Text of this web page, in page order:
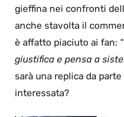
gieffina nei confronti
anche stavolta il
è affatto piaciuto ai fan: “
giustifica e pensa a
sarà una replica da
interessata?